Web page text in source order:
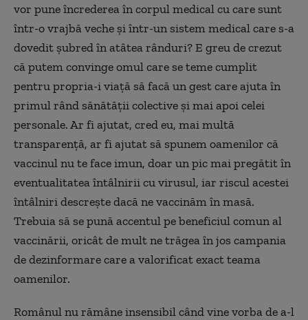
vor pune încrederea în corpul medical cu care sunt
într-o vrajbă veche și într-un sistem medical care s-a
dovedit șubred în atâtea rânduri? E greu de crezut
că putem convinge omul care se teme cumplit
pentru propria-i viață să facă un gest care ajuta în
primul rând sănătății colective și mai apoi celei
personale. Ar fi ajutat, cred eu, mai multă
transparență, ar fi ajutat să spunem oamenilor că
vaccinul nu te face imun, doar un pic mai pregătit în
eventualitatea întâlnirii cu virusul, iar riscul acestei
întâlniri descrește dacă ne vaccinăm în masă.
Trebuia să se pună accentul pe beneficiul comun al
vaccinării, oricât de mult ne trăgea în jos campania
de dezinformare care a valorificat exact teama
oamenilor.
Românul nu rămâne insensibil când vine vorba de a-l